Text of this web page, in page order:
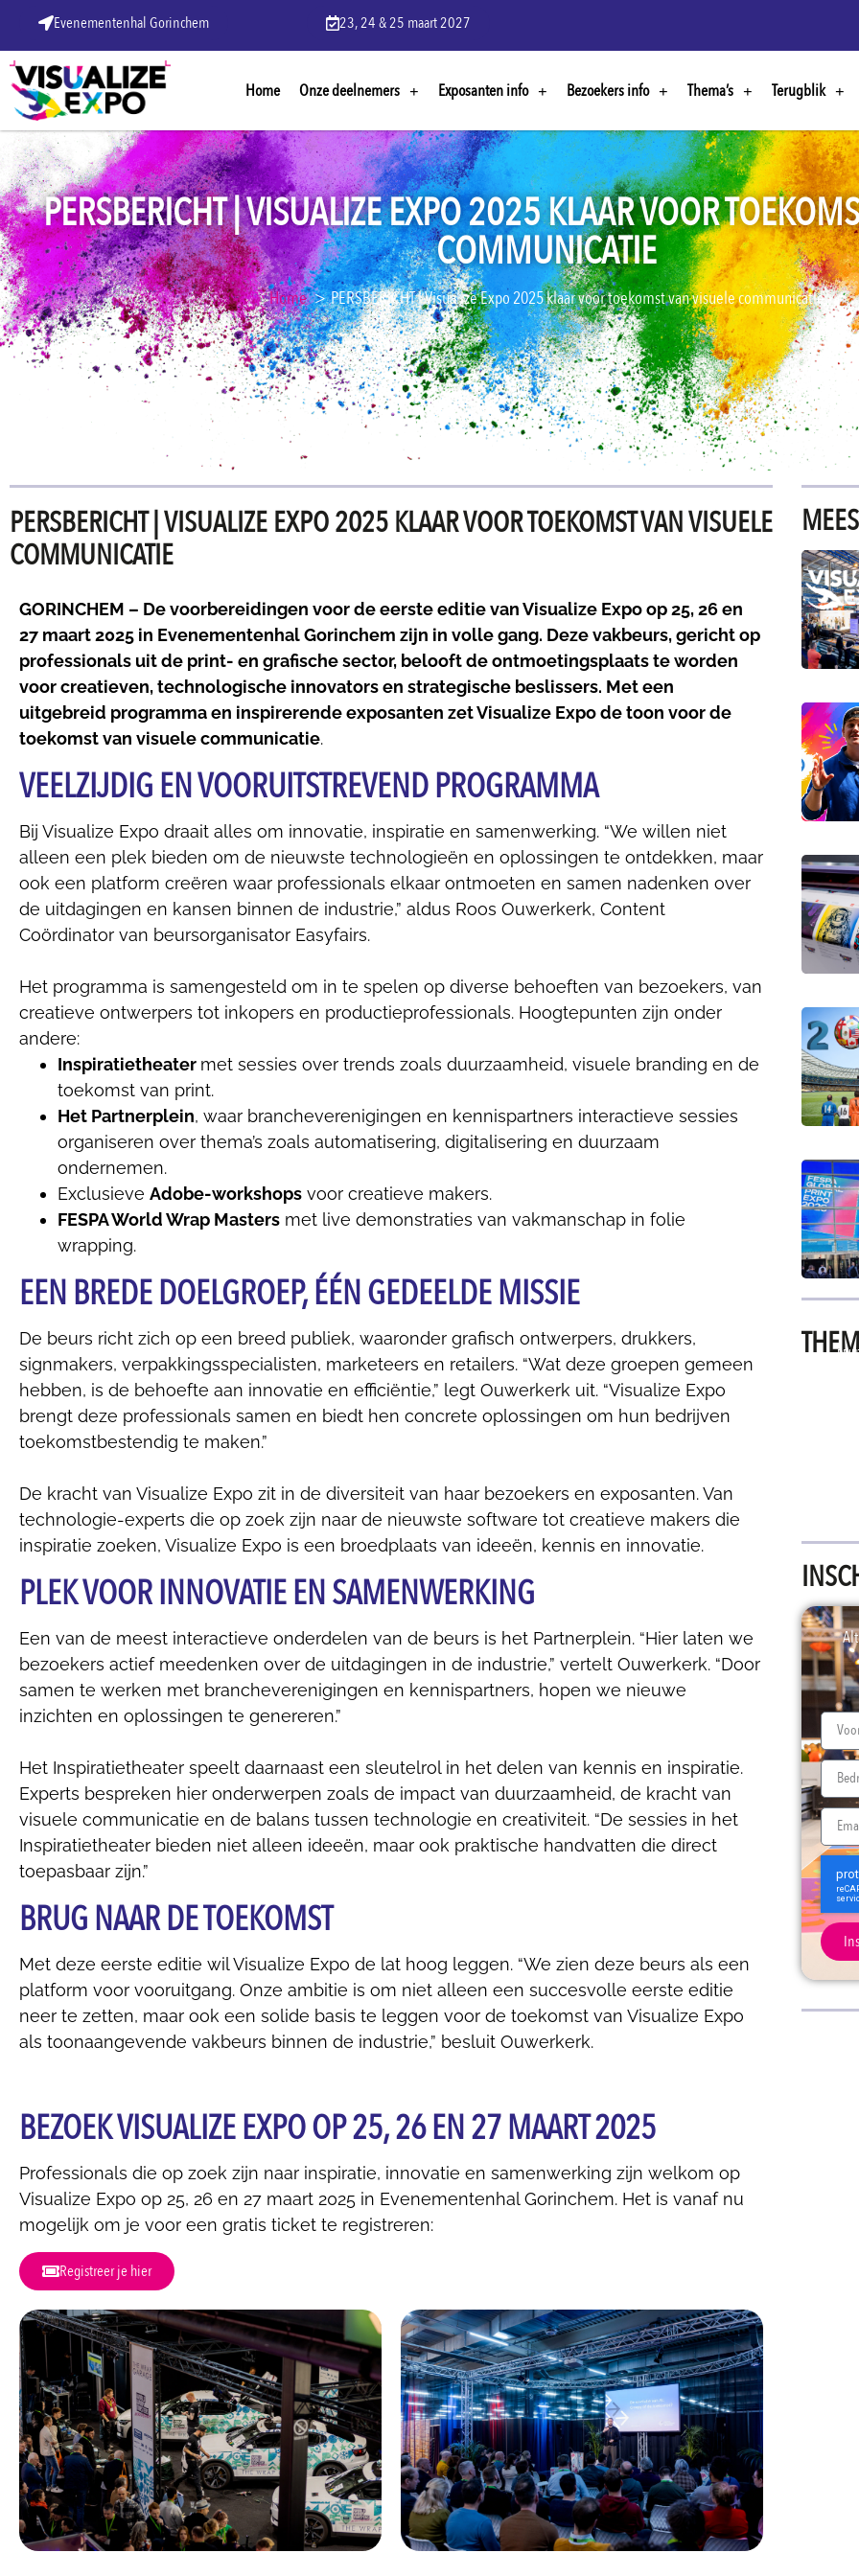
Evenementenhal Gorinchem 23, 24 & 25 maart 2027
Home Onze deelnemers Exposanten info Bezoekers info Thema’s Terugblik
PERSBERICHT | VISUALIZE EXPO 2025 KLAAR VOOR
COMMUNICATIE
Home PERSBERICHT | Visualize Expo 2025 klaar voor toekomst van visuele communicatie
PERSBERICHT | VISUALIZE EXPO 2025 KLAAR VOOR TOEKOMST VAN VISUELE
COMMUNICATIE
GORINCHEM – De voorbereidingen voor de eerste editie van Visualize Expo op 25, 26 en
27 maart 2025 in Evenementenhal Gorinchem zijn in volle gang. Deze vakbeurs, gericht op
professionals uit de print- en grafische sector, belooft de ontmoetingsplaats te worden
voor creatieven, technologische innovators en strategische beslissers. Met een
uitgebreid programma en inspirerende exposanten zet Visualize Expo de toon voor de
toekomst van visuele communicatie.
VEELZIJDIG EN VOORUITSTREVEND PROGRAMMA
Bij Visualize Expo draait alles om innovatie, inspiratie en samenwerking. “We willen niet
alleen een plek bieden om de nieuwste technologieën en oplossingen te ontdekken, maar
ook een platform creëren waar professionals elkaar ontmoeten en samen nadenken over
de uitdagingen en kansen binnen de industrie,” aldus Roos Ouwerkerk, Content
Coördinator van beursorganisator Easyfairs.
Het programma is samengesteld om in te spelen op diverse behoeften van bezoekers, van
creatieve ontwerpers tot inkopers en productieprofessionals. Hoogtepunten zijn onder
andere:
Inspiratietheater met sessies over trends zoals duurzaamheid, visuele branding en de
toekomst van print.
Het Partnerplein, waar brancheverenigingen en kennispartners interactieve sessies
organiseren over thema’s zoals automatisering, digitalisering en duurzaam
ondernemen.
Exclusieve Adobe-workshops voor creatieve makers.
FESPA World Wrap Masters met live demonstraties van vakmanschap in folie
wrapping.
EEN BREDE DOELGROEP, ÉÉN GEDEELDE MISSIE
De beurs richt zich op een breed publiek, waaronder grafisch ontwerpers, drukkers,
signmakers, verpakkingsspecialisten, marketeers en retailers. “Wat deze groepen gemeen
hebben, is de behoefte aan innovatie en efficiëntie,” legt Ouwerkerk uit. “Visualize Expo
brengt deze professionals samen en biedt hen concrete oplossingen om hun bedrijven
toekomstbestendig te maken.”
De kracht van Visualize Expo zit in de diversiteit van haar bezoekers en exposanten. Van
technologie-experts die op zoek zijn naar de nieuwste software tot creatieve makers die
inspiratie zoeken, Visualize Expo is een broedplaats van ideeën, kennis en innovatie.
PLEK VOOR INNOVATIE EN SAMENWERKING
Een van de meest interactieve onderdelen van de beurs is het Partnerplein. “Hier laten we
bezoekers actief meedenken over de uitdagingen in de industrie,” vertelt Ouwerkerk. “Door
samen te werken met brancheverenigingen en kennispartners, hopen we nieuwe
inzichten en oplossingen te genereren.”
Het Inspiratietheater speelt daarnaast een sleutelrol in het delen van kennis en inspiratie.
Experts bespreken hier onderwerpen zoals de impact van duurzaamheid, de kracht van
visuele communicatie en de balans tussen technologie en creativiteit. “De sessies in het
Inspiratietheater bieden niet alleen ideeën, maar ook praktische handvatten die direct
toepasbaar zijn.”
BRUG NAAR DE TOEKOMST
Met deze eerste editie wil Visualize Expo de lat hoog leggen. “We zien deze beurs als een
platform voor vooruitgang. Onze ambitie is om niet alleen een succesvolle eerste editie
neer te zetten, maar ook een solide basis te leggen voor de toekomst van Visualize Expo
als toonaangevende vakbeurs binnen de industrie,” besluit Ouwerkerk.
BEZOEK VISUALIZE EXPO OP 25, 26 EN 27 MAART 2025
Professionals die op zoek zijn naar inspiratie, innovatie en samenwerking zijn welkom op
Visualize Expo op 25, 26 en 27 maart 2025 in Evenementenhal Gorinchem. Het is vanaf nu
mogelijk om je voor een gratis ticket te registreren:
Registreer je hier